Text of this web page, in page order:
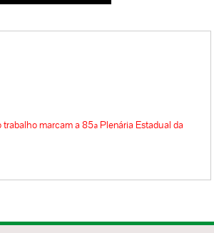
marcam a 85ª Plenária Estadual da